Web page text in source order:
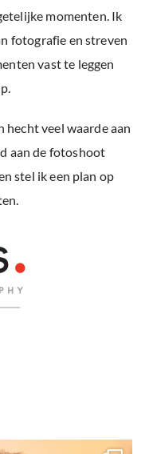
momenten. Ik
fotografie en streven
vast te leggen
hecht veel waarde aan
aan de fotoshoot
stel ik een plan op